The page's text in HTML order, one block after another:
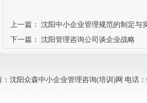
上一篇： 沈阳中小企业管理规范的制定与
下一篇： 沈阳管理咨询公司谈企业战略
：沈阳众森中小企业管理咨询(培训)网 电话：